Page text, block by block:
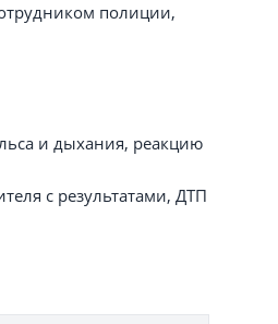
полиции,
и дыхания, реакцию
с результатами, ДТП